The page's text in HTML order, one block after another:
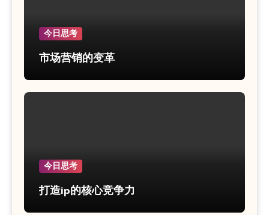
今日思考
市场营销的变革
今日思考
打造ip的核心竞争力